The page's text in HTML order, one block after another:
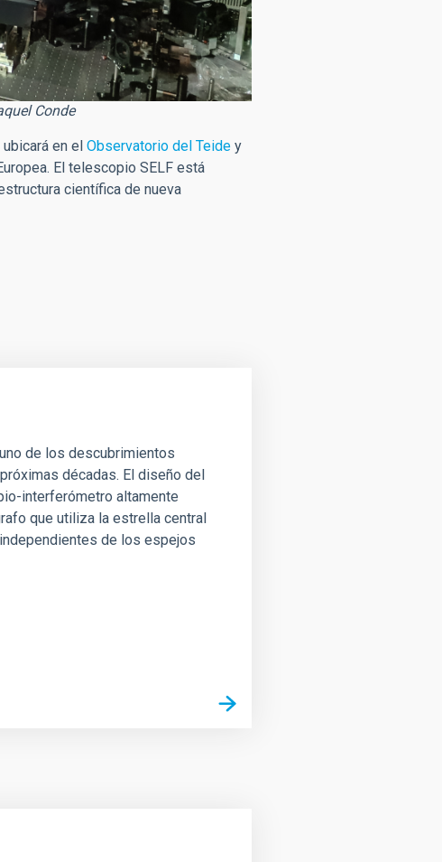
Conde
en el Observatorio del Teide y
El telescopio SELF está
científica de nueva
de los descubrimientos
décadas. El diseño del
interferómetro altamente
que utiliza la estrella central
de los espejos